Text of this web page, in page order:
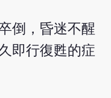
倒，昏迷不醒
即行復甦的症